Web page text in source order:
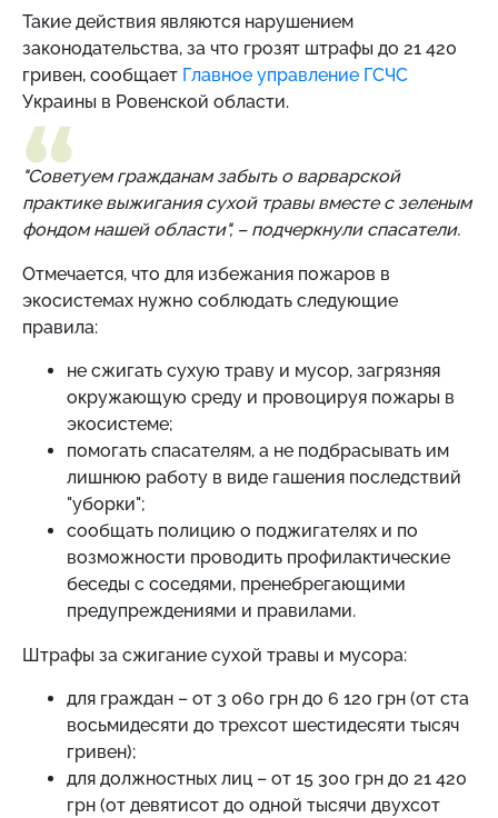
Такие действия являются нарушением
законодательства, за что грозят штрафы до 21 420
гривен, сообщает Главное управление ГСЧС
Украины в Ровенской области.
"Советуем гражданам забыть о варварской
практике выжигания сухой травы вместе с зеленым
фондом нашей области", – подчеркнули спасатели.
Отмечается, что для избежания пожаров в
экосистемах нужно соблюдать следующие
правила:
не сжигать сухую траву и мусор, загрязняя
окружающую среду и провоцируя пожары в
экосистеме;
помогать спасателям, а не подбрасывать им
лишнюю работу в виде гашения последствий
"уборки";
сообщать полицию о поджигателях и по
возможности проводить профилактические
беседы с соседями, пренебрегающими
предупреждениями и правилами.
Штрафы за сжигание сухой травы и мусора:
для граждан – от 3 060 грн до 6 120 грн (от ста
восьмидесяти до трехсот шестидесяти тысяч
гривен);
для должностных лиц – от 15 300 грн до 21 420
грн (от девятисот до одной тысячи двухсот